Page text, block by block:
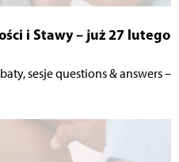
i Stawy – już 27 lutego
sesje questions & answers –